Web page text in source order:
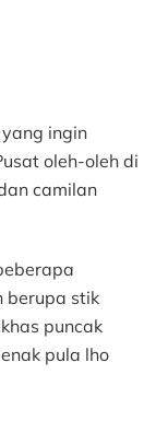
ingin
oleh-oleh di
camilan
berupa stik
puncak
pula lho